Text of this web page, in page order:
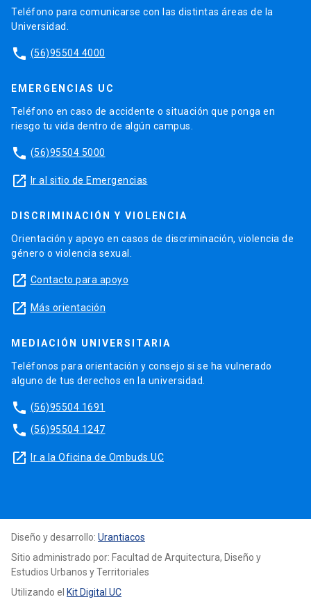
Teléfono para comunicarse con las distintas áreas de la
Universidad.
phone (56)95504 4000
EMERGENCIAS UC
Teléfono en caso de accidente o situación que ponga en
riesgo tu vida dentro de algún campus.
phone (56)95504 5000
launch Ir al sitio de Emergencias
DISCRIMINACIÓN Y VIOLENCIA
Orientación y apoyo en casos de discriminación, violencia de
género o violencia sexual.
launch Contacto para apoyo
launch Más orientación
MEDIACIÓN UNIVERSITARIA
Teléfonos para orientación y consejo si se ha vulnerado
alguno de tus derechos en la universidad.
phone (56)95504 1691
phone (56)95504 1247
launch Ir a la Oficina de Ombuds UC
Diseño y desarrollo: Urantiacos
Sitio administrado por: Facultad de Arquitectura, Diseño y
Estudios Urbanos y Territoriales
Utilizando el Kit Digital UC